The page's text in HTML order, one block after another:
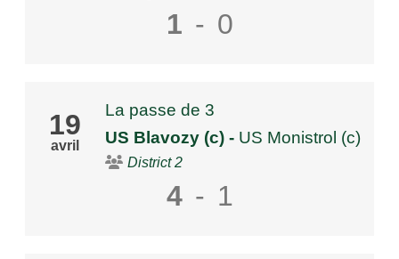
1 - 0
19
avril
La passe de 3
US Blavozy (c) - US Monistrol (c)
District 2
4 - 1